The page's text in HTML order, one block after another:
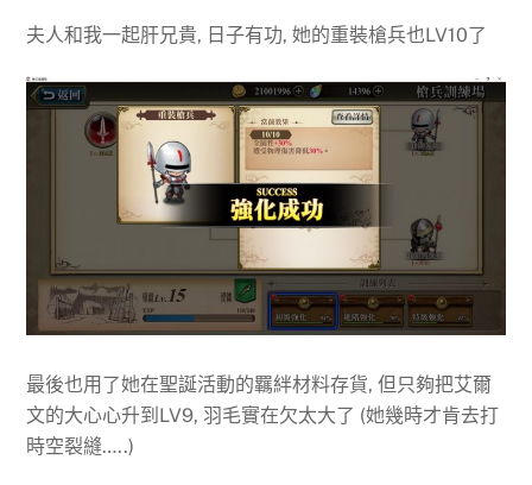
夫人和我一起肝兄貴, 日子有功, 她的重裝槍兵也LV10了
最後也用了她在聖誕活動的羈絆材料存貨, 但只夠把艾爾
文的大心心升到LV9, 羽毛實在欠太大了 (她幾時才肯去打
時空裂縫…..)